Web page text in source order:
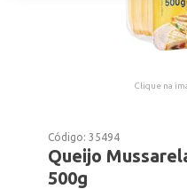
Clique na
Código:35494
Queijo
500g